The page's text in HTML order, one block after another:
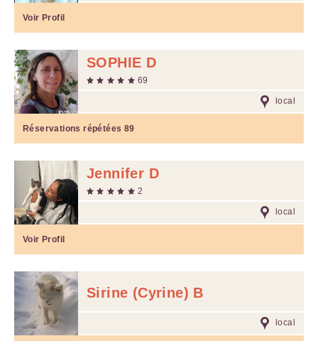
Voir Profil
SOPHIE D
69
local
Réservations répétées 89
Jennifer D
2
local
Voir Profil
Sirine (Cyrine) B
local